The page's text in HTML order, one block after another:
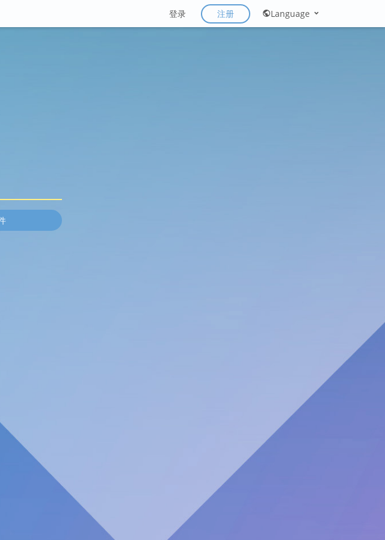
登录 注册 Language